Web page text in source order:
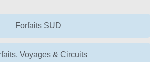
Forfaits SUD
Voyages & Circuits